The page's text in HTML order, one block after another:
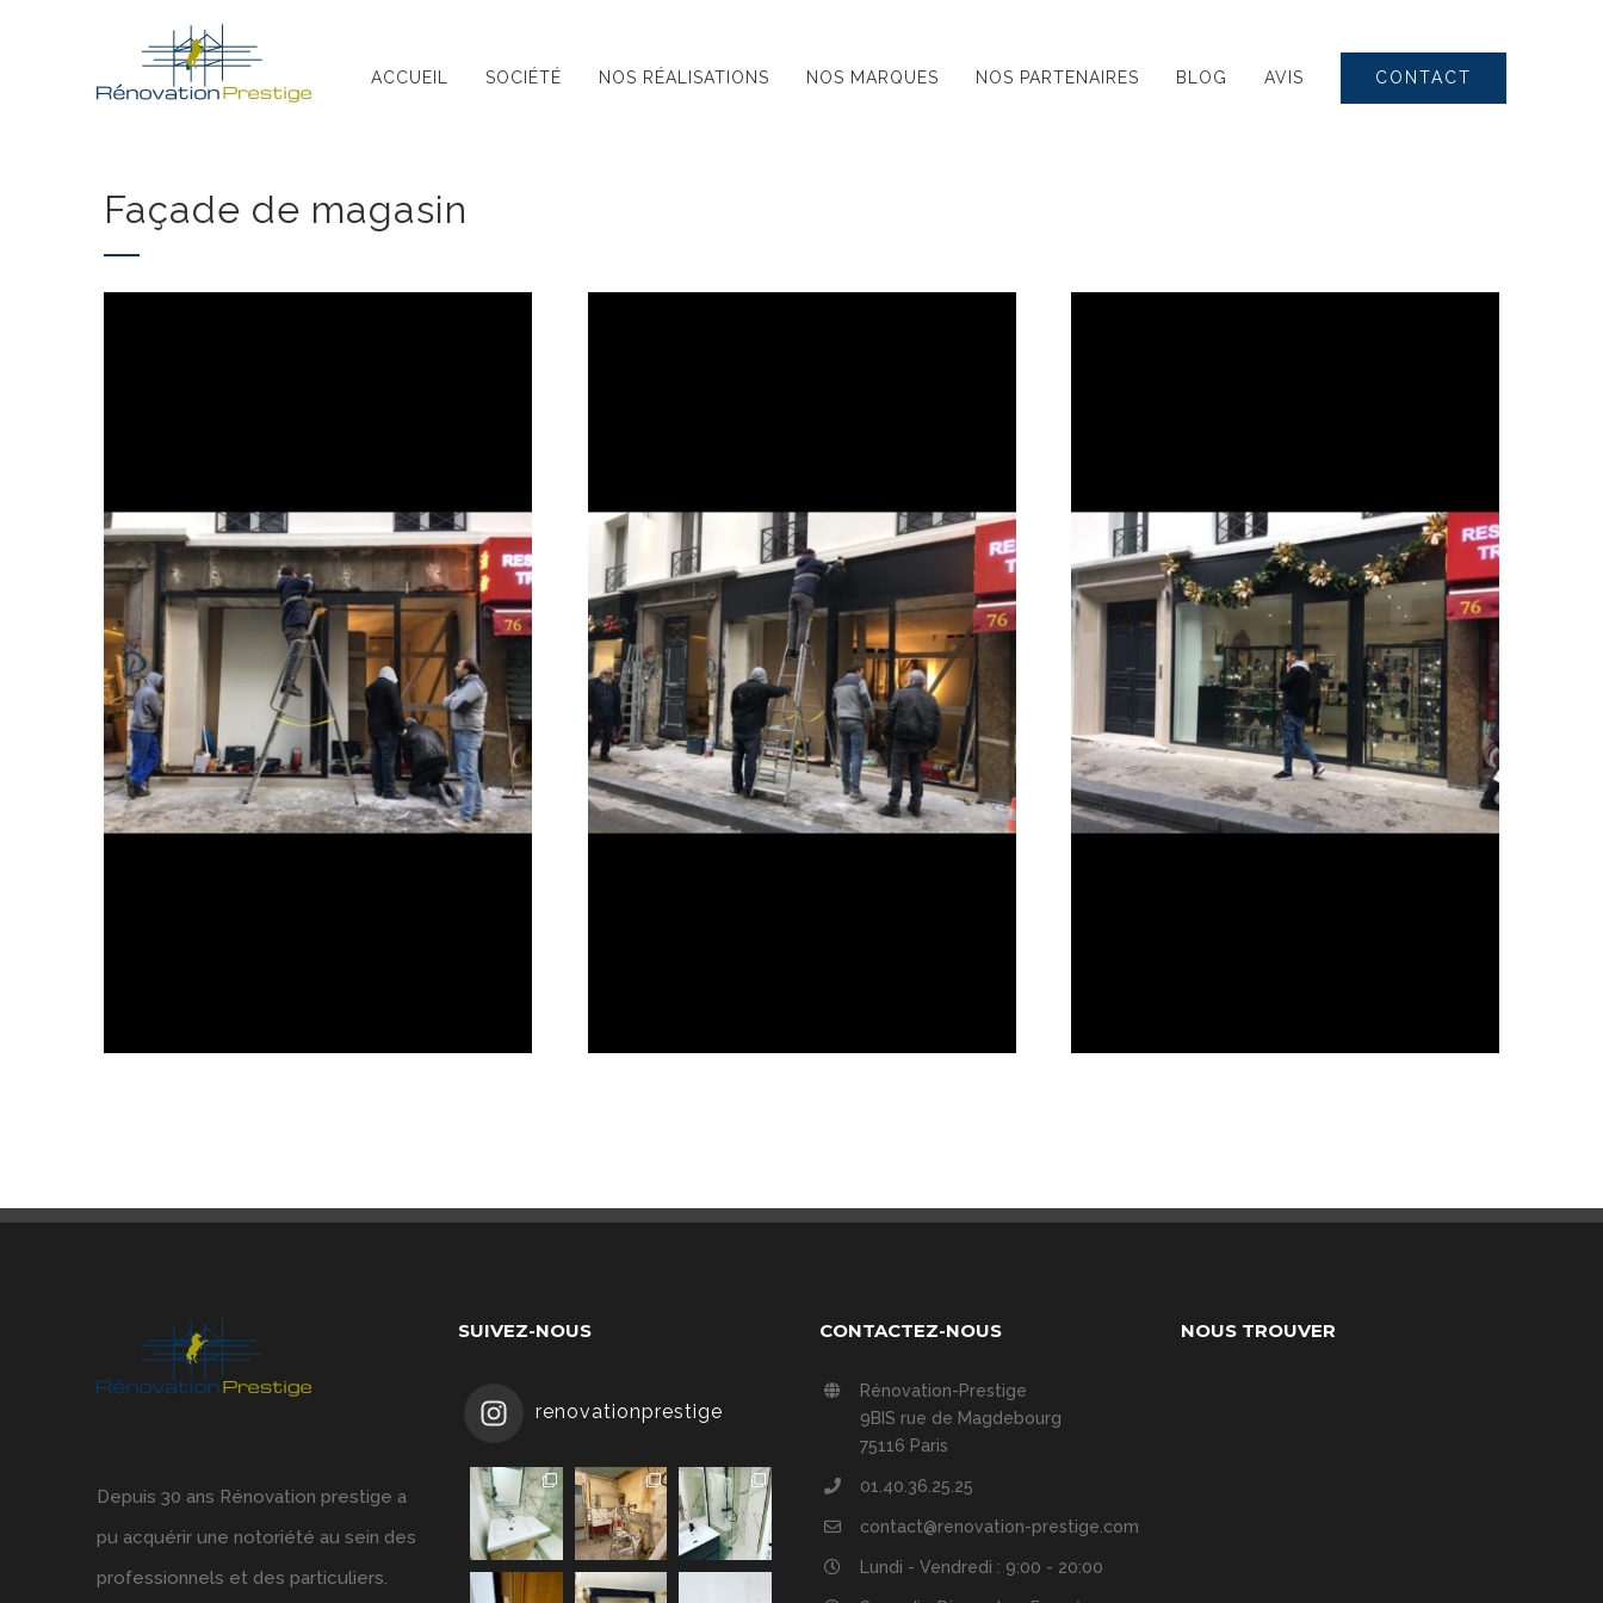
ACCUEIL SOCIÉTÉ NOS RÉALISATIONS NOS MARQUES NOS PARTENAIRES BLOG AVIS CONTACT
Façade de magasin
Depuis 30 ans Rénovation prestige a
pu acquérir une notoriété au sein des
professionnels et des particuliers.
SUIVEZ-NOUS
renovationprestige
CONTACTEZ-NOUS
Rénovation-Prestige
9BIS rue de Magdebourg
75116 Paris
01.40.36.25.25
contact@renovation-prestige.com
Lundi - Vendredi : 9:00 - 20:00
NOUS TROUVER